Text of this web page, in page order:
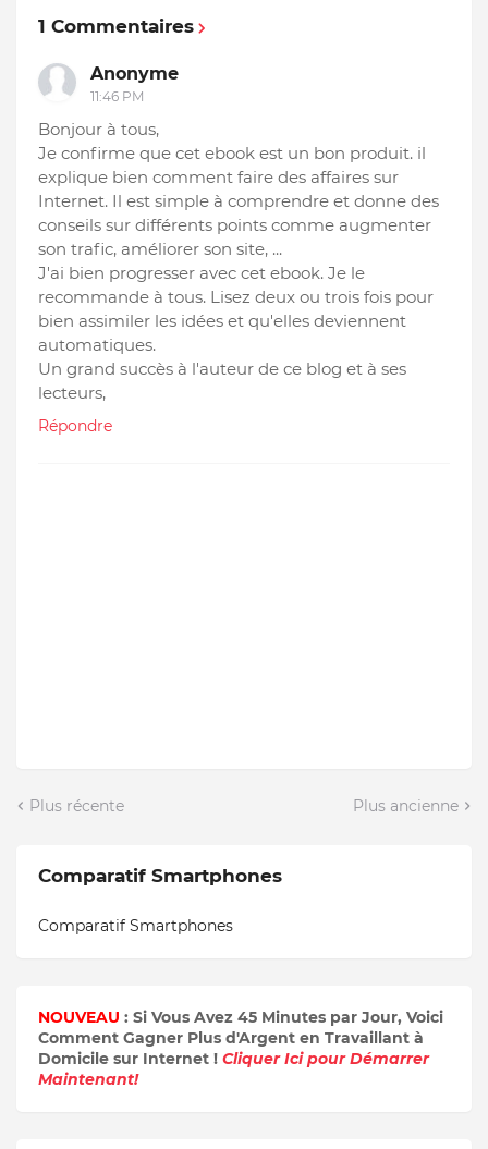
1 Commentaires
Anonyme
11:46 PM
Bonjour à tous,
Je confirme que cet ebook est un bon produit. il
explique bien comment faire des affaires sur
Internet. Il est simple à comprendre et donne des
conseils sur différents points comme augmenter
son trafic, améliorer son site, ...
J'ai bien progresser avec cet ebook. Je le
recommande à tous. Lisez deux ou trois fois pour
bien assimiler les idées et qu'elles deviennent
automatiques.
Un grand succès à l'auteur de ce blog et à ses
lecteurs,
Répondre
Plus récente Plus ancienne
Comparatif Smartphones
Comparatif Smartphones
NOUVEAU : Si Vous Avez 45 Minutes par Jour, Voici
Comment Gagner Plus d'Argent en Travaillant à
Domicile sur Internet ! Cliquer Ici pour Démarrer
Maintenant!